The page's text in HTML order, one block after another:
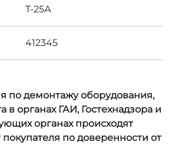
Т-25А
412345
по демонтажу оборудования,
в органах ГАИ, Гостехнадзора и
органах происходят
по доверенности от